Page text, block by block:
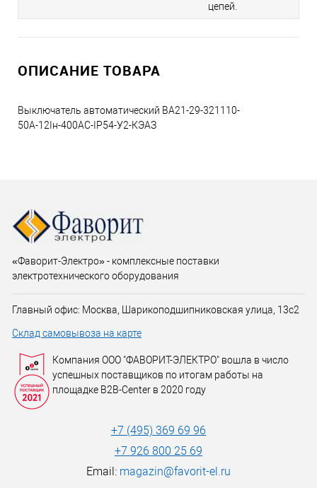
цепей.
ОПИСАНИЕ ТОВАРА
Выключатель автоматический ВА21-29-321110-
50А-12Iн-400AC-IP54-У2-КЭАЗ
«Фаворит-Электро» - комплексные поставки
электротехнического оборудования
Главный офис: Москва, Шарикоподшипниковская улица, 13с2
Склад самовывоза на карте
Компания ООО "ФАВОРИТ-ЭЛЕКТРО" вошла в число
успешных поставщиков по итогам работы на
площадке B2B-Center в 2020 году
+7 (495) 369 69 96
+7 926 800 25 69
Email: magazin@favorit-el.ru